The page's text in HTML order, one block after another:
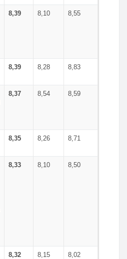
8,39 8,10 8,55
8,39 8,28 8,83
8,37 8,54 8,59
8,35 8,26 8,71
8,33 8,10 8,50
8,32 8,15 8,02